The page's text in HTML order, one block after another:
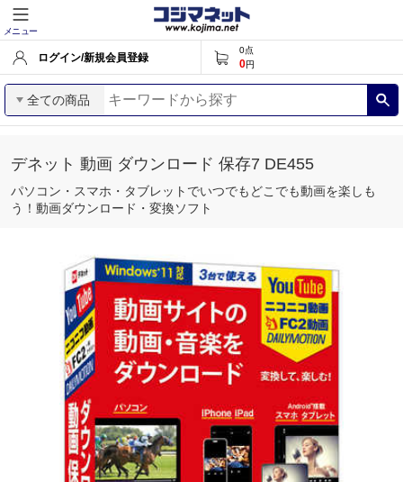
メニュー
ログイン/新規会員登録
0点
0円
全ての商品
デネット 動画 ダウンロード 保存7 DE455
パソコン・スマホ・タブレットでいつでもどこでも動画を楽しも
う！動画ダウンロード・変換ソフト